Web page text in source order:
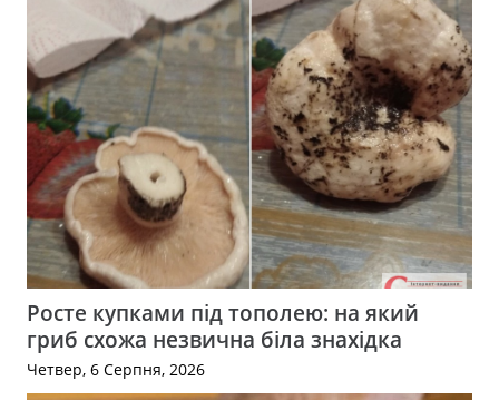
Росте купками під тополею: на який
гриб схожа незвична біла знахідка
Четвер, 6 Серпня, 2026